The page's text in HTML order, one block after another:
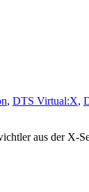
, DTS Virtual:X,
aus der X-